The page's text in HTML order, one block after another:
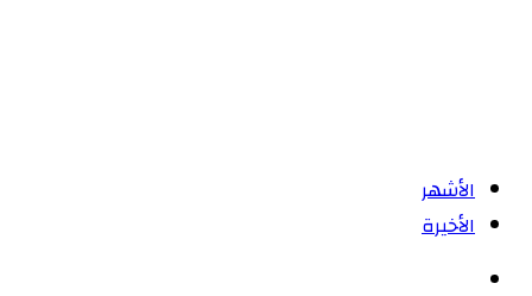
الأشهر
الأخيرة